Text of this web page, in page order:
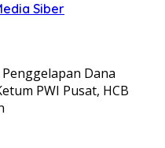
Siber
Penggelapan Dana
PWI Pusat, HCB